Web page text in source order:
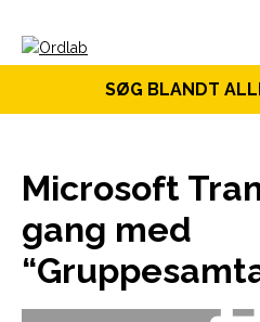
SØG BLANDT
Microsoft
gang med